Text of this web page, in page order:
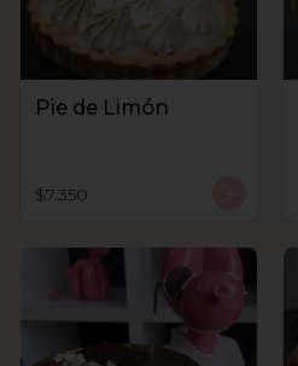
Pie de Limón
$7.350